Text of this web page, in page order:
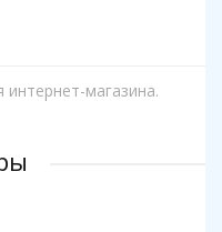
интернет-магазина.